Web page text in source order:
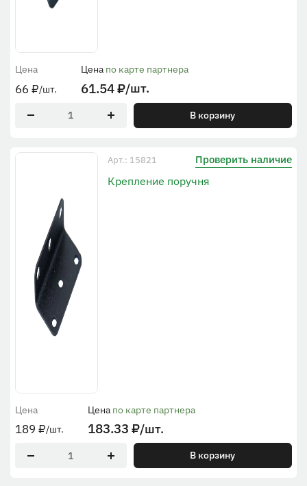
Цена
66 ₽/шт.
Цена по карте партнера
61.54₽/шт.
В корзину
Арт.: 15821 Проверить наличие
Крепление поручня
Цена
189 ₽/шт.
Цена по карте партнера
183.33 ₽/шт.
В корзину